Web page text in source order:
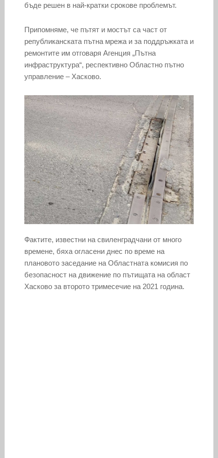
бъде решен в най-кратки срокове проблемът.
Припомняме, че пътят и мостът са част от
републиканската пътна мрежа и за поддръжката и
ремонтите им отговаря Агенция „Пътна
инфраструктура“, респективно Областно пътно
управление – Хасково.
Фактите, известни на свиленградчани от много
времене, бяха огласени днес по време на
плановото заседание на Областната комисия по
безопасност на движение по пътищата на област
Хасково за второто тримесечие на 2021 година.